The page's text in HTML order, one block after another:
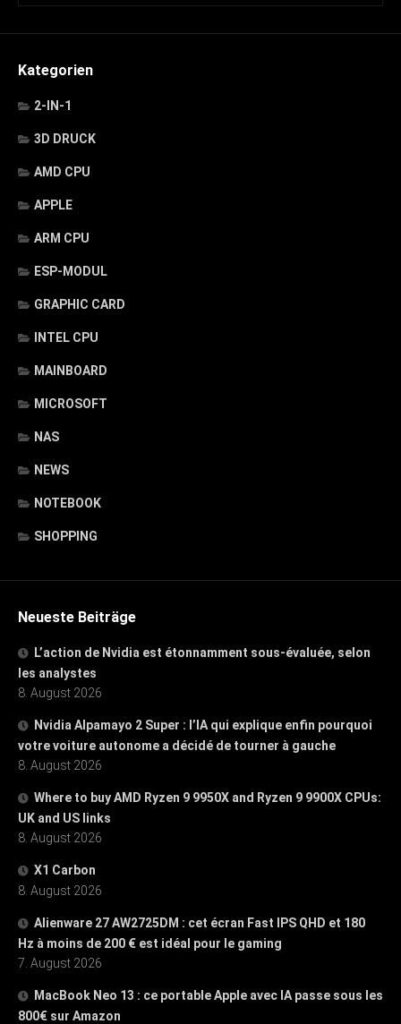
Kategorien
2-IN-1
3D DRUCK
AMD CPU
APPLE
ARM CPU
ESP-MODUL
GRAPHIC CARD
INTEL CPU
MAINBOARD
MICROSOFT
NAS
NEWS
NOTEBOOK
SHOPPING
Neueste Beiträge
L’action de Nvidia est étonnamment sous-évaluée, selon
les analystes
8. August 2026
Nvidia Alpamayo 2 Super : l’IA qui explique enfin pourquoi
votre voiture autonome a décidé de tourner à gauche
8. August 2026
Where to buy AMD Ryzen 9 9950X and Ryzen 9 9900X CPUs:
UK and US links
8. August 2026
X1 Carbon
8. August 2026
Alienware 27 AW2725DM : cet écran Fast IPS QHD et 180
Hz à moins de 200 € est idéal pour le gaming
7. August 2026
MacBook Neo 13 : ce portable Apple avec IA passe sous les
800€ sur Amazon